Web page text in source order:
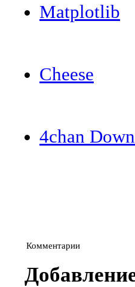
Matplotlib
Cheese
4chan
Комментарии